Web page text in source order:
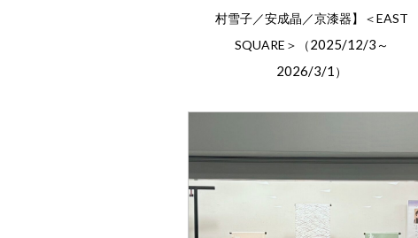
村雪子／安成晶／京漆器】＜EAST
SQUARE＞（2025/12/3 ～
2026/3/1 ）